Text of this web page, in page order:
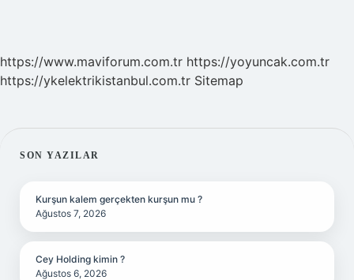
https://www.maviforum.com.tr https://yoyuncak.com.tr
https://ykelektrikistanbul.com.tr Sitemap
SIDEBAR
SON YAZILAR
Kurşun kalem gerçekten kurşun mu ?
Ağustos 7, 2026
Cey Holding kimin ?
Ağustos 6, 2026